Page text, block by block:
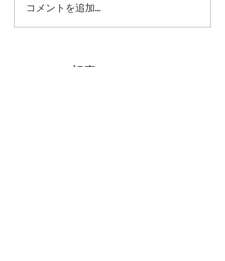
今後のシューリペアにつ
いて｜42ND ROYAL
コメントを追加…
記事